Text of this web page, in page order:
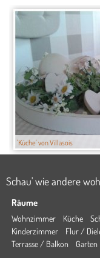
'Küche' von Villasois
Schau' wie andere
Räume
Wohnzimmer Küche
Kinderzimmer
Flur /
Terrasse / Balkon
Garten